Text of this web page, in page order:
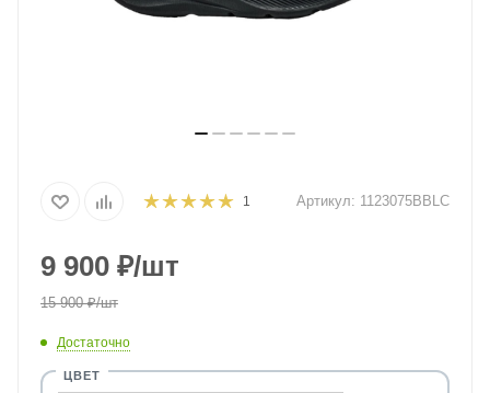
1 Артикул: 1123075BBLC
9 900 ₽/шт
15 900₽/шт
Достаточно